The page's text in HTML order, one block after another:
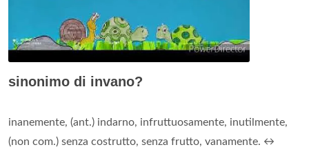
sinonimo di invano?
inanemente, (ant.) indarno, infruttuosamente, inutilmente,
(non com.) senza costrutto, senza frutto, vanamente. ↔